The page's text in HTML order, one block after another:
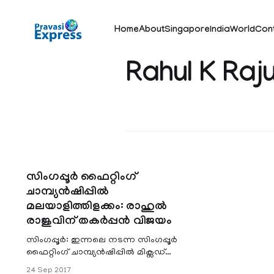
HomeAboutSingaporeIndiaWorld
Rahul K
സിംഗപ്പൂര്‍ ഫൈറ്റിംഗ്
ചാമ്പ്യന്‍ഷിപ്പില്‍
മലയാളിത്തിളക്കം: രാഹുല്‍
രാജുവിന് തകര്‍പ്പന്‍ വിജയം
സിംഗപ്പൂര്‍: ഇന്നലെ നടന്ന സിംഗപ്പൂര്‍
ഫൈറ്റിംഗ് ചാമ്പ്യന്‍ഷിപ്പില്‍ മിക്സഡ്‌
24 Sep 2017